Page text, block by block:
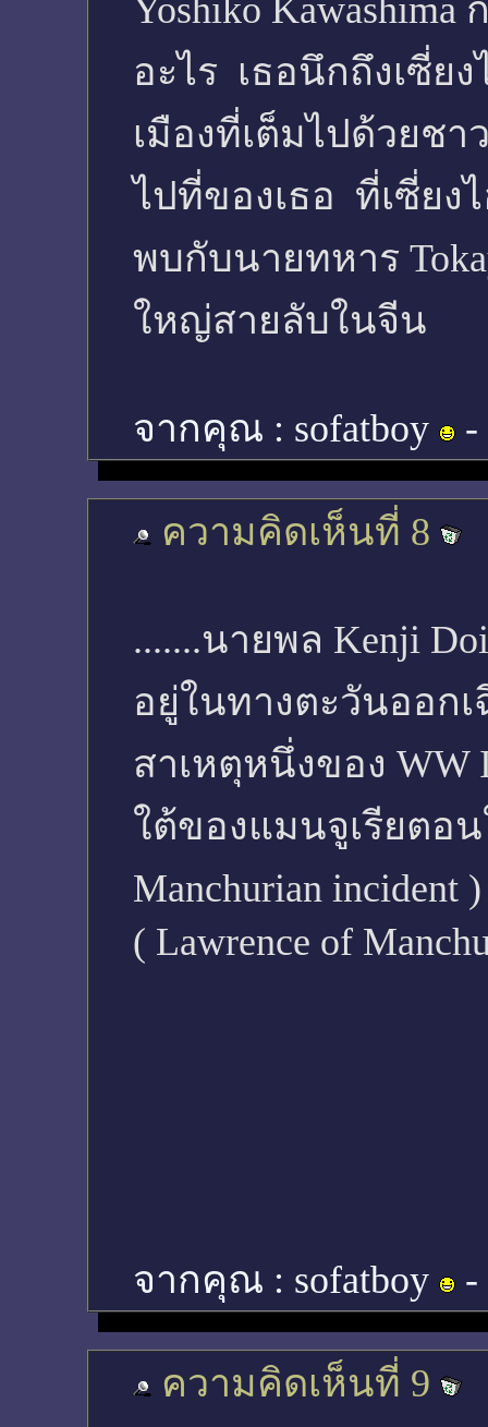
Yoshiko
อะไร เธอนึกถึงเซี่ย
เมืองที่เต็มไปด้วยช
ไปที่ของเธอ ที่เซี่ยง
พบกับนายทหาร
ใหญ่สายลับในจีน
จากคุณ : sofatboy
ความคิดเห็นที่ 8
.......นายพล Kenji
อยู่ในทางตะวันออก
สาเหตุหนึ่งของ
ใต้ของแมนจูเรียตอน
Manchurian
( Lawrence of
จากคุณ : sofatboy
ความคิดเห็นที่ 9